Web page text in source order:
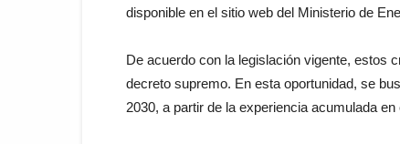
disponible en el sitio web del Ministerio de
De acuerdo con la legislación vigente, estos
decreto supremo. En esta oportunidad, se
2030, a partir de la experiencia acumulada en